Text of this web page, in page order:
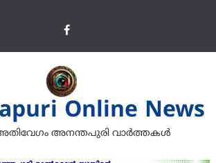
Online News
അനന്തപുരി വാര്‍ത്തകള്‍